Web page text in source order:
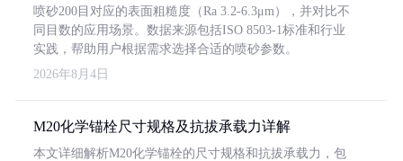
喷砂200目对应的表面粗糙度（Ra 3.2-6.3μm），并对比不
同目数的应用场景。数据来源包括ISO 8503-1标准和行业
实践，帮助用户根据需求选择合适的喷砂参数。
2026年8月4日
M20化学锚栓尺寸规格及抗拔承载力详解
本文详细解析M20化学锚栓的尺寸规格和抗拔承载力，包